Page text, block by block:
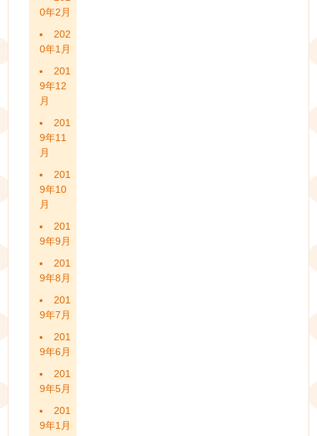
0年2月
202
0年1月
201
9年12
月
201
9年11
月
201
9年10
月
201
9年9月
201
9年8月
201
9年7月
201
9年6月
201
9年5月
201
9年1月